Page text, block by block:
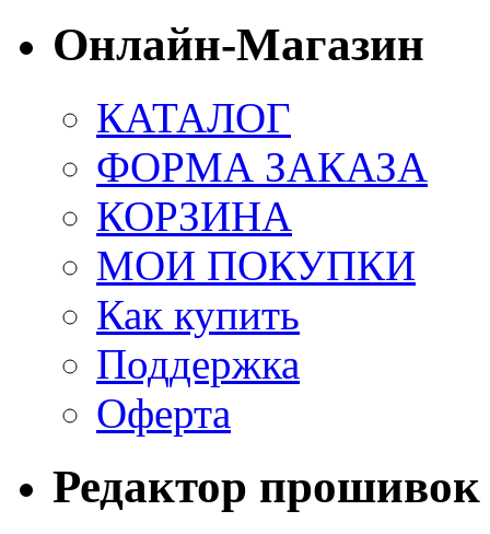
Онлайн-Магазин
КАТАЛОГ
ФОРМА ЗАКАЗА
КОРЗИНА
МОИ ПОКУПКИ
Как купить
Поддержка
Оферта
Редактор прошивок